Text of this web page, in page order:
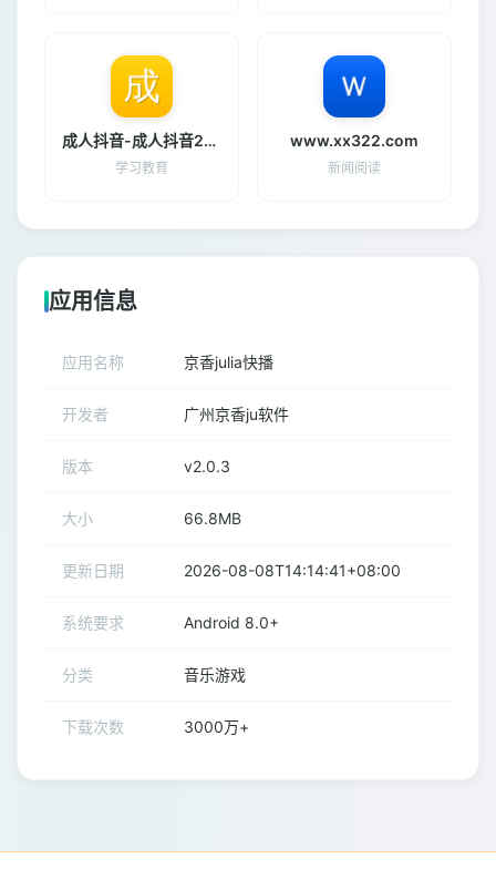
成人抖音-成人抖音2025最新
学习教育
www.xx322.com
新闻阅读
应用信息
应用名称 京香julia快播
开发者 广州京香ju软件
版本 v2.0.3
大小 66.8MB
更新日期 2026-08-08T14:14:41+08:00
系统要求 Android 8.0+
分类 音乐游戏
下载次数 3000万+